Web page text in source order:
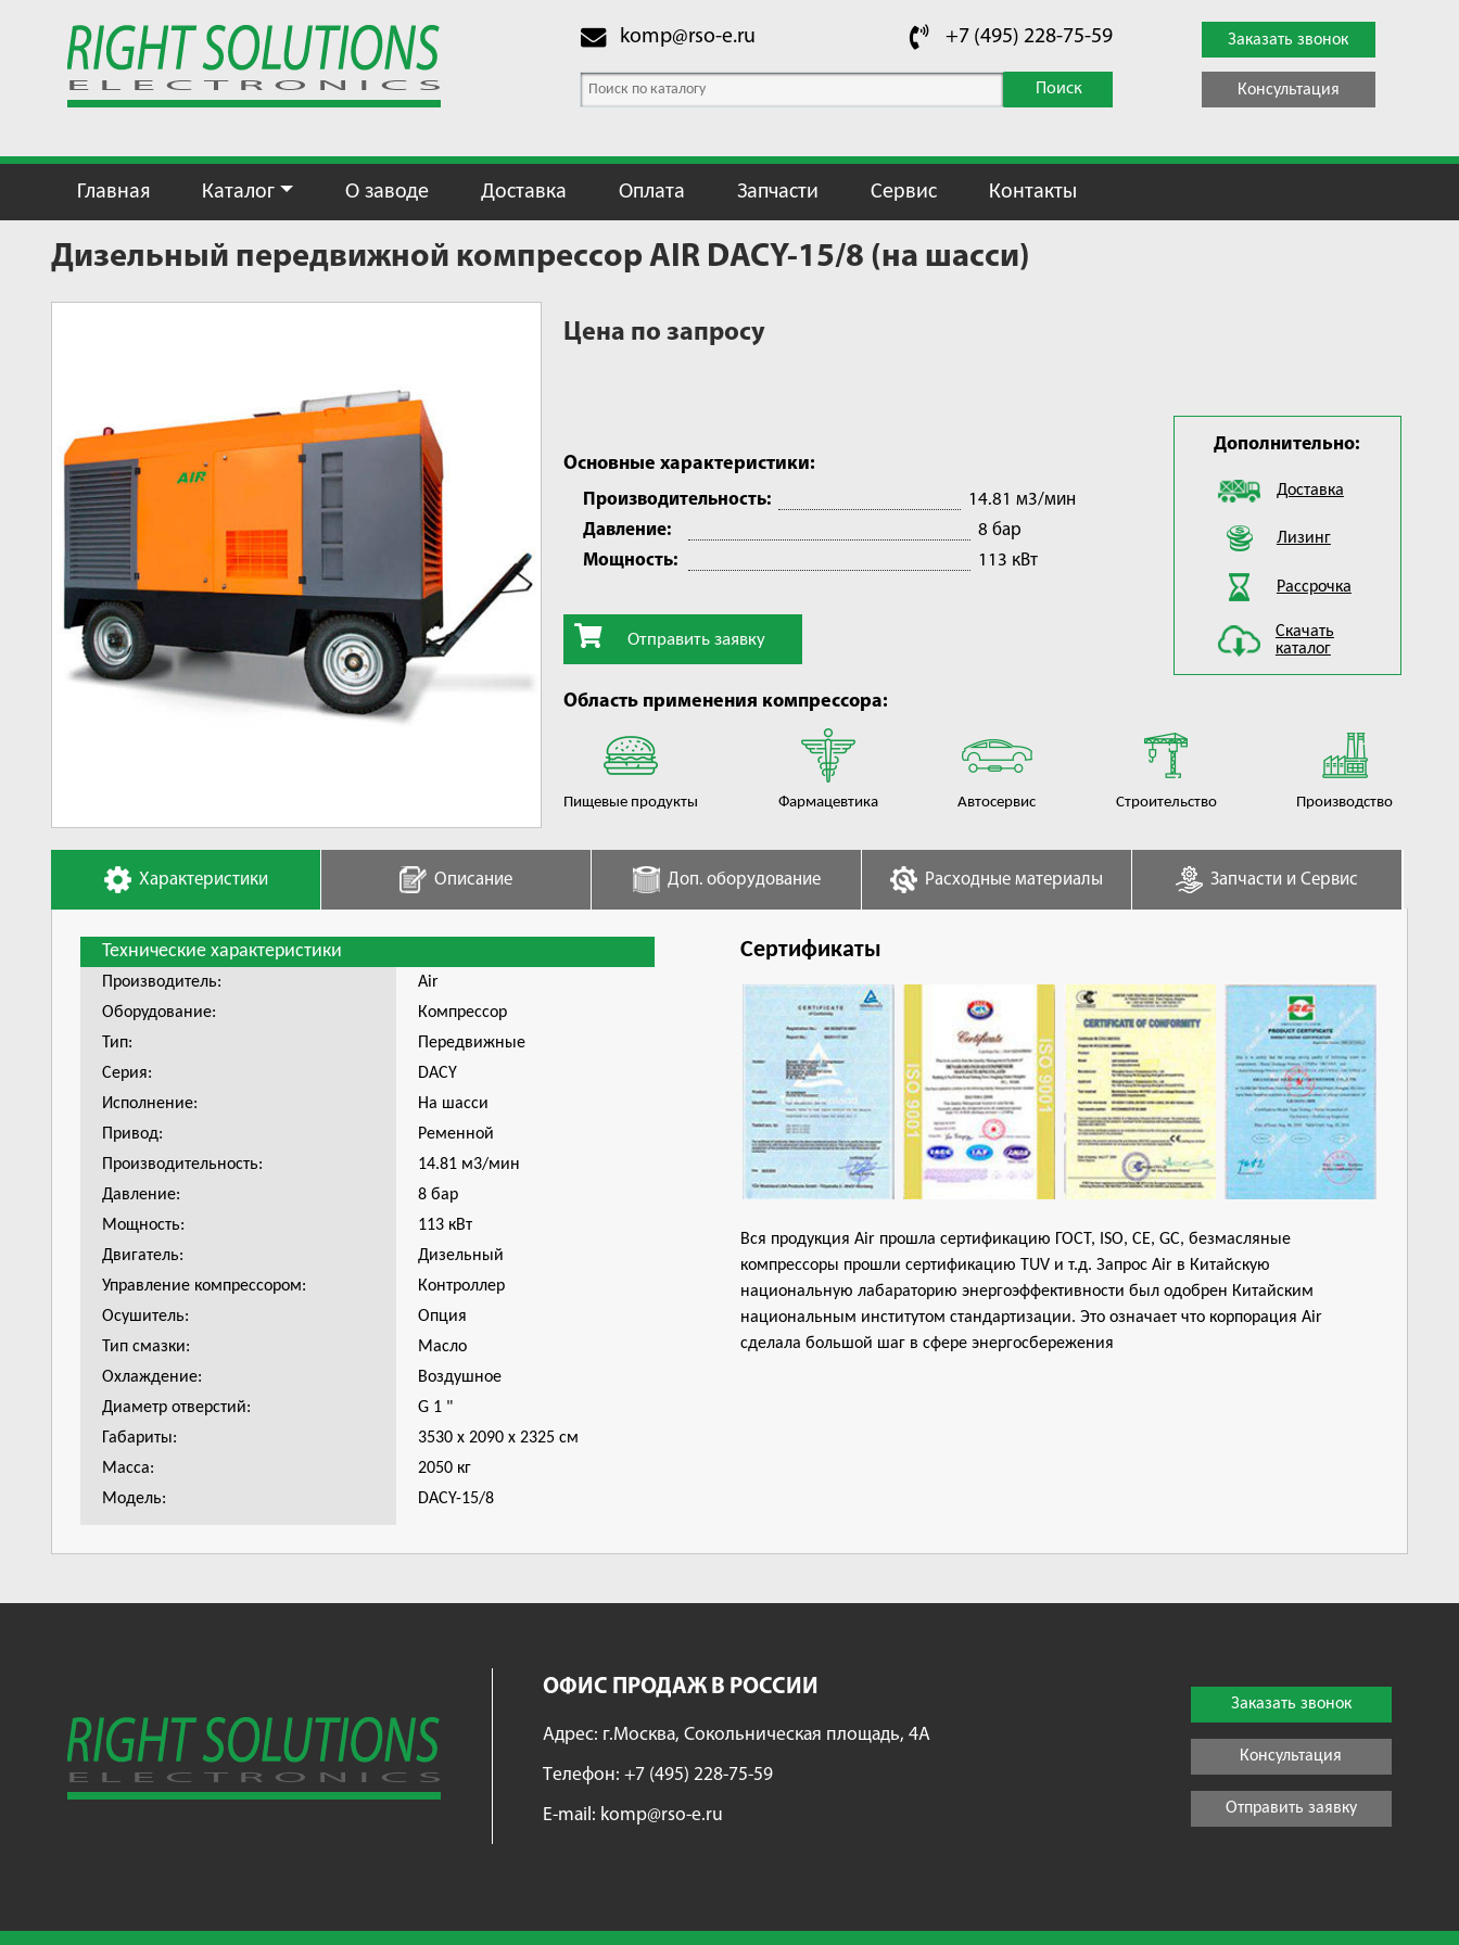
komp@rso-e.ru +7 (495) 228-75-59
Поиск
Заказать звонок
Консультация
Главная Каталог О заводе Доставка Оплата Запчасти Сервис Контакты
Дизельный передвижной компрессор AIR DACY-15/8 (на шасси)
Цена по запросу
Основные характеристики:
Производительность:
14.81 м3/мин
Давление:
8 бар
Мощность:
113 кВт
Отправить заявку
Дополнительно:
Доставка
Лизинг
Рассрочка
Скачать
каталог
Область применения компрессора:
Пищевые продукты Фармацевтика Автосервис Строительство Производство
Характеристики Описание Доп. оборудование Расходные материалы Запчасти и Сервис
Технические характеристики
Производитель:
Air
Оборудование:
Компрессор
Тип:
Передвижные
Серия:
DACY
Исполнение:
На шасси
Привод:
Ременной
Производительность:
14.81 м3/мин
Давление:
8 бар
Мощность:
113 кВт
Двигатель:
Дизельный
Управление компрессором:
Контроллер
Осушитель:
Опция
Тип смазки:
Масло
Охлаждение:
Воздушное
Диаметр отверстий:
G 1 "
Габариты:
3530 х 2090 х 2325 см
Масса:
2050 кг
Модель:
DACY-15/8
Сертификаты
Вся продукция Air прошла сертификацию ГОСТ, ISO, CE, GC, безмасляные
компрессоры прошли сертификацию TUV и т.д. Запрос Air в Китайскую
национальную лабараторию энергоэффективности был одобрен Китайским
национальным институтом стандартизации. Это означает что корпорация Air
сделала большой шаг в сфере энергосбережения
ОФИС ПРОДАЖ В РОССИИ
Адрес: г.Москва, Сокольническая площадь, 4А
Tелефон:+7 (495) 228-75-59
E-mail: komp@rso-e.ru
Заказать звонок
Консультация
Отправить заявку